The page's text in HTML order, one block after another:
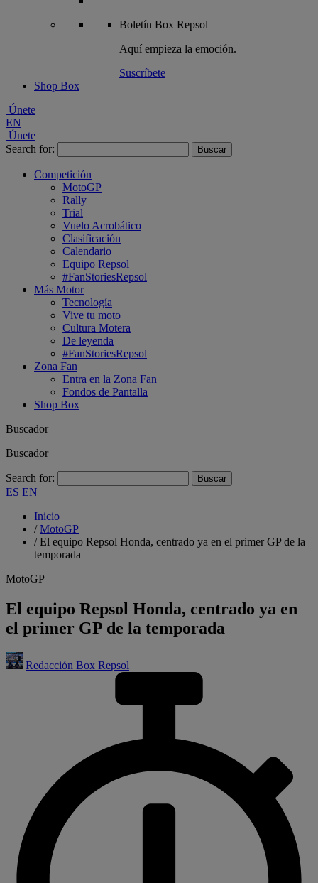
Boletín Box Repsol
Aquí empieza la emoción.
Suscríbete
Shop Box
Únete
EN
Únete
Search for:
Competición
MotoGP
Rally
Trial
Vuelo Acrobático
Clasificación
Calendario
Equipo Repsol
#FanStoriesRepsol
Más Motor
Tecnología
Vive tu moto
Cultura Motera
De leyenda
#FanStoriesRepsol
Zona Fan
Entra en la Zona Fan
Fondos de Pantalla
Shop Box
Buscador
Buscador
Search for:
ES EN
Inicio
/MotoGP
/El equipo Repsol Honda, centrado ya en el primer GP de la
temporada
MotoGP
El equipo Repsol Honda, centrado ya en
el primer GP de la temporada
Redacción Box Repsol